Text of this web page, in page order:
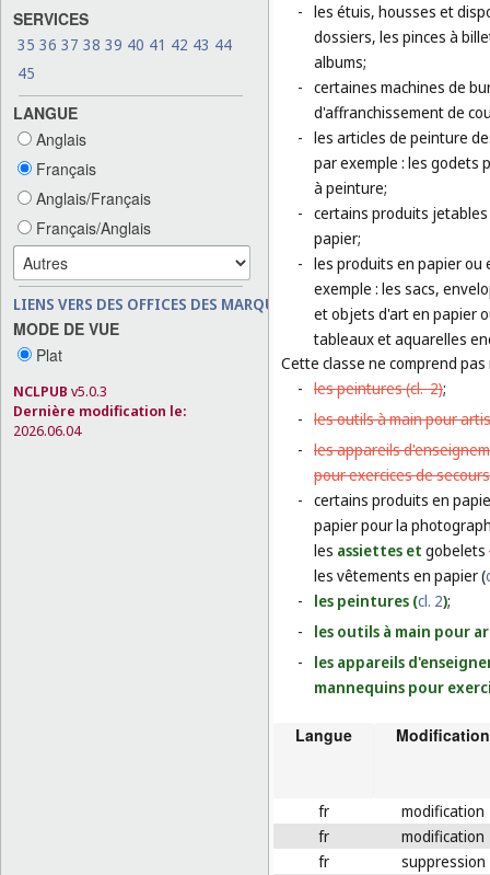
SERVICES
35 36 37 38 39 40 41 42 43 44
45
LANGUE
Anglais
Français
Anglais/Français
Français/Anglais
LIENS VERS DES OFFICES DES MARQUES
MODE DE VUE
Plat
NCLPUB v5.0.3
Dernière modification le:
2026.06.04
- les étuis, housses et
dossiers, les pinces à
albums;
- certaines machines de
d'affranchissement de
- les articles de peinture
par exemple : les godets
à peinture;
- certains produits jetables
papier;
- les produits en papier ou
exemple : les sacs,
et objets d'art en papier
tableaux et aquarelles
Cette classe ne comprend
- les peintures (cl. 2);
- les outils à main pour
- les appareils
pour exercices de
- certains produits en
papier pour la
les assiettes et gobelets
les vêtements en papier (
-
les peintures (cl. 2);
-
les outils à main pour
-
les appareils
mannequins pour
Langue Modification
fr
modification
fr
modification
fr
suppression